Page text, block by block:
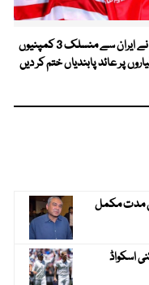
امریکا نے ایران سے منسلک 3 کمپنیوں
مدت مکمل
ٹیسٹ سیریز ، انگلینڈ کا 16 رکنی اسکواڈ